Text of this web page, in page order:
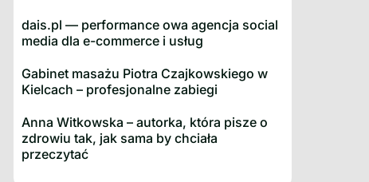
dais.pl — performance owa agencja social
media dla e-commerce i usług
Gabinet masażu Piotra Czajkowskiego w
Kielcach – profesjonalne zabiegi
Anna Witkowska – autorka, która pisze o
zdrowiu tak, jak sama by chciała
przeczytać